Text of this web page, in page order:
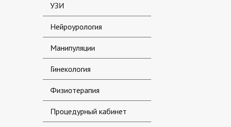
УЗИ
Нейроурология
Манипуляции
Гинекология
Физиотерапия
Процедурный кабинет